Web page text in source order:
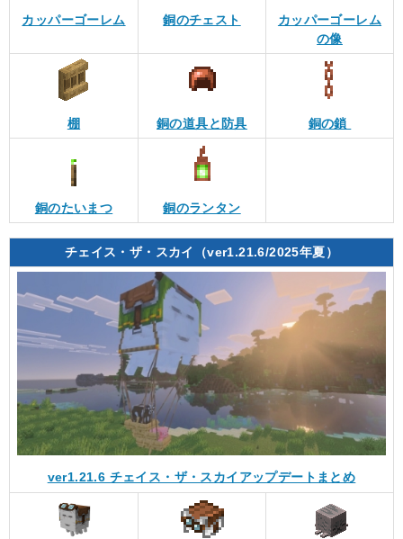
カッパーゴーレム 銅のチェスト
カッパーゴーレム
の像
棚 銅の道具と防具 銅の鎖
銅のたいまつ 銅のランタン
チェイス・ザ・スカイ（ver1.21.6/2025年夏）
ver1.21.6 チェイス・ザ・スカイアップデートまとめ